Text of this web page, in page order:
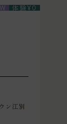
体験¥0
ン江別